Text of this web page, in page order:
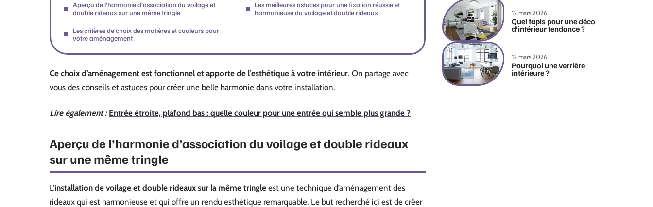
Aperçu de l’harmonie d’association du voilage et
double rideaux sur une même tringle
Les critères de choix des matières et couleurs pour
votre aménagement
Les meilleures astuces pour une fixation réussie et
harmonieuse du voilage et double rideaux
Ce choix d’aménagement est fonctionnel et apporte de l’esthétique à votre intérieur. On partage avec
vous des conseils et astuces pour créer une belle harmonie dans votre installation.
Lire également : Entrée étroite, plafond bas : quelle couleur pour une entrée qui semble plus grande ?
Aperçu de l’harmonie d’association du voilage et double rideaux
sur une même tringle
L’installation de voilage et double rideaux sur la même tringle est une technique d’aménagement des
rideaux qui est harmonieuse et qui offre un rendu esthétique remarquable. Le but recherché ici est de créer
12 mars 2026
Quel tapis pour une déco
d’intérieur tendance ?
12 mars 2026
Pourquoi une verrière
intérieure ?